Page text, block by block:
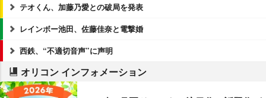
テオくん、加藤乃愛との破局を発表
レインボー池田、佐藤佳奈と電撃婚
西鉄、“不適切音声”に声明
オリコン インフォメーション